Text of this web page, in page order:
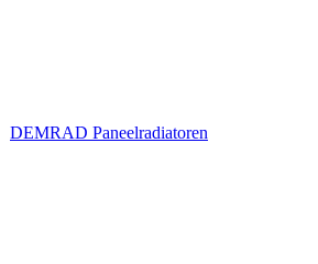
DEMRAD Paneelradiatoren